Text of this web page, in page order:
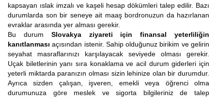
kapsayan ıslak imzalı ve kaşeli hesap dökümleri talep edilir. Bazı
durumlarda son bir seneye ait maaş bordronuzun da hazırlanan
evraklar arasında yer alması gerekir.
Bu durum Slovakya ziyareti için finansal yeterliliğin
kanıtlanması açısından istenir. Sahip olduğunuz birikim ve gelirin
seyahat masraflarınızı karşılayacak seviyede olması gerekir.
Uçak biletlerinin yanı sıra konaklama ve acil durum giderleri için
yeterli miktarda paranızın olması sizin lehinize olan bir durumdur.
Ayrıca sizden çalışan, işveren, emekli veya öğrenci olma
durumunuza göre meslek ve sigorta bilgileriniz de talep